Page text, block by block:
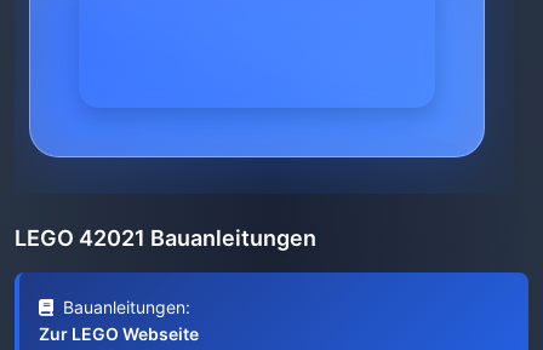
LEGO 42021 Bauanleitungen
Bauanleitungen:
Zur LEGO Webseite